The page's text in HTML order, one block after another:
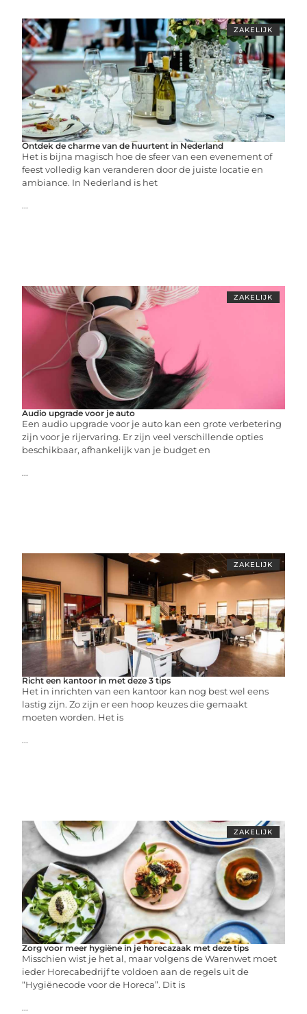
ZAKELIJK
Ontdek de charme van de huurtent in Nederland
Het is bijna magisch hoe de sfeer van een evenement of
feest volledig kan veranderen door de juiste locatie en
ambiance. In Nederland is het
...
ZAKELIJK
Audio upgrade voor je auto
Een audio upgrade voor je auto kan een grote verbetering
zijn voor je rijervaring. Er zijn veel verschillende opties
beschikbaar, afhankelijk van je budget en
...
ZAKELIJK
Richt een kantoor in met deze 3 tips
Het in inrichten van een kantoor kan nog best wel eens
lastig zijn. Zo zijn er een hoop keuzes die gemaakt
moeten worden. Het is
...
ZAKELIJK
Zorg voor meer hygiëne in je horecazaak met deze tips
Misschien wist je het al, maar volgens de Warenwet moet
ieder Horecabedrijf te voldoen aan de regels uit de
“Hygiënecode voor de Horeca”. Dit is
...